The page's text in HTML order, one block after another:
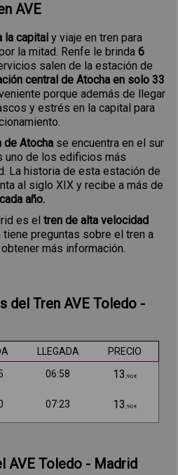
AVE
la capital y viaje en tren para
la mitad. Renfe le brinda6
salen de la estación de
central de Atocha en solo 33
porque además de llegar
y estrés en la capital para
de Atocha se encuentra en el sur
uno de los edificios más
La historia de esta estación de
al siglo XIX y recibe a más de
año.
es eltren de alta velocidad
preguntas sobre el tren a
más información.
del Tren AVE Toledo -
LLEGADA
PRECIO
06:58 13 ,90€
07:23 13 ,90€
AVE Toledo - Madrid